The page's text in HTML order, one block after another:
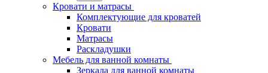
Кровати и матрасы
Комплектующие для кроватей
Кровати
Матрасы
Раскладушки
Мебель для ванной комнаты
Зеркала для ванной комнаты